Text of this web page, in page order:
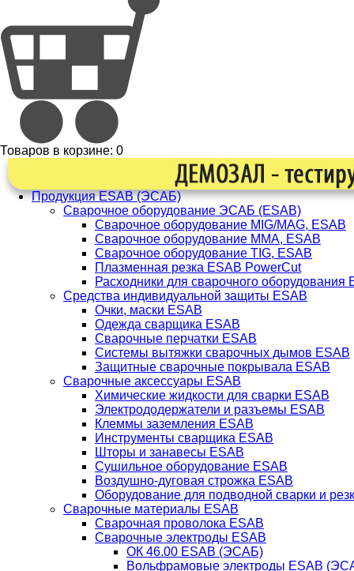
Товаров в корзине: 0
Продукция ESAB (ЭСАБ)
Сварочное оборудование ЭСАБ (ESAB)
Сварочное оборудование MIG/MAG, ESAB
Сварочное оборудование ММА, ESAB
Сварочное оборудование TIG, ESAB
Плазменная резка ESAB PowerCut
Расходники для сварочного оборудования
Средства индивидуальной защиты ESAB
Очки, маски ESAB
Одежда сварщика ESAB
Сварочные перчатки ESAB
Системы вытяжки сварочных дымов ESAB
Защитные сварочные покрывала ESAB
Сварочные аксессуары ESAB
Химические жидкости для сварки ESAB
Электрододержатели и разъемы ESAB
Клеммы заземления ESAB
Инструменты сварщика ESAB
Шторы и занавесы ESAB
Сушильное оборудование ESAB
Воздушно-дуговая строжка ESAB
Оборудование для подводной сварки и
Сварочные материалы ESAB
Сварочная проволока ESAB
Сварочные электроды ESAB
ОК 46.00 ESAB (ЭСАБ)
Вольфрамовые электроды ESAB